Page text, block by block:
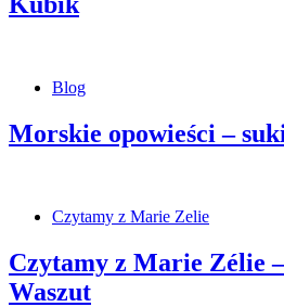
Blog
Morskie opowieści –
Czytamy z Marie Zelie
Czytamy z Marie Zélie
Waszut